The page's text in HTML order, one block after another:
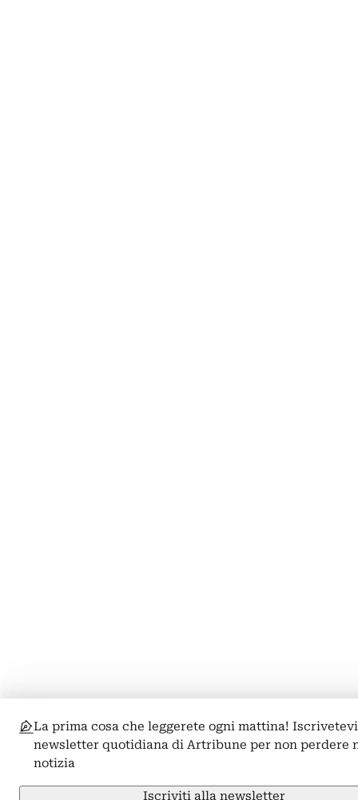
La prima cosa che leggerete ogni mattina!
newsletter quotidiana di Artribune per non perdere
notizia
Iscriviti alla newsletter